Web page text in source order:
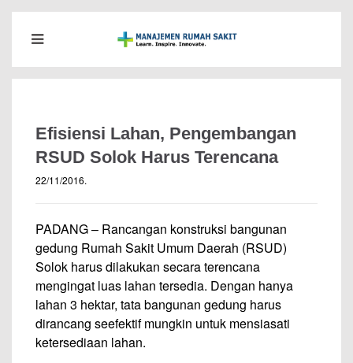
Efisiensi Lahan, Pengembangan
RSUD Solok Harus Terencana
22/11/2016.
PADANG – Rancangan konstruksi bangunan
gedung Rumah Sakit Umum Daerah (RSUD)
Solok harus dilakukan secara terencana
mengingat luas lahan tersedia. Dengan hanya
lahan 3 hektar, tata bangunan gedung harus
dirancang seefektif mungkin untuk mensiasati
ketersediaan lahan.